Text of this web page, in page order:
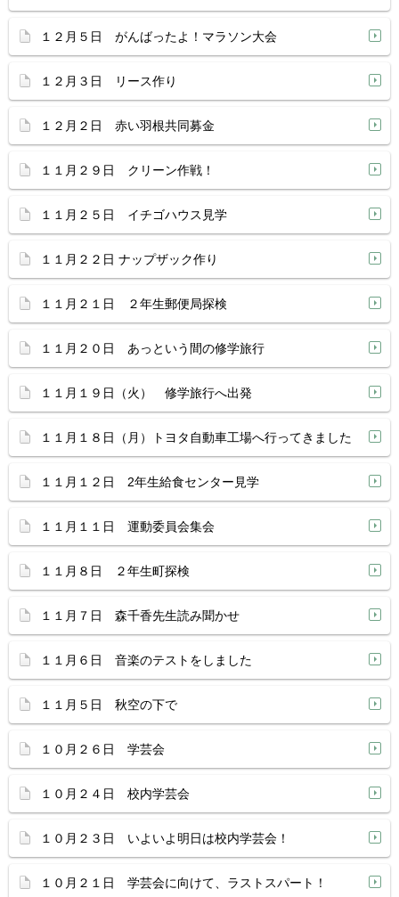
１２月５日 がんばったよ！マラソン大会
１２月３日 リース作り
１２月２日 赤い羽根共同募金
１１月２９日 クリーン作戦！
１１月２５日 イチゴハウス見学
１１月２２日 ナップザック作り
１１月２１日 ２年生郵便局探検
１１月２０日 あっという間の修学旅行
１１月１９日（火） 修学旅行へ出発
１１月１８日（月）トヨタ自動車工場へ行ってきました
１１月１２日 2年生給食センター見学
１１月１１日 運動委員会集会
１１月８日 ２年生町探検
１１月７日 森千香先生読み聞かせ
１１月６日 音楽のテストをしました
１１月５日 秋空の下で
１０月２６日 学芸会
１０月２４日 校内学芸会
１０月２３日 いよいよ明日は校内学芸会！
１０月２１日 学芸会に向けて、ラストスパート！